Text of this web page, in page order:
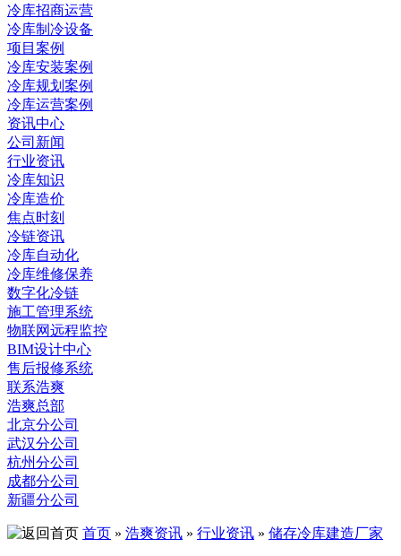
冷库招商运营
冷库制冷设备
项目案例
冷库安装案例
冷库规划案例
冷库运营案例
资讯中心
公司新闻
行业资讯
冷库知识
冷库造价
焦点时刻
冷链资讯
冷库自动化
冷库维修保养
数字化冷链
施工管理系统
物联网远程监控
BIM设计中心
售后报修系统
联系浩爽
浩爽总部
北京分公司
武汉分公司
杭州分公司
成都分公司
新疆分公司
首页 » 浩爽资讯 » 行业资讯 » 储存冷库建造厂家